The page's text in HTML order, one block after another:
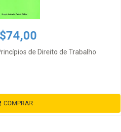
de Direito de Trabalho
COMPRAR